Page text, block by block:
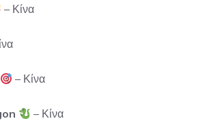
– Κίνα
– Κίνα
– Κίνα